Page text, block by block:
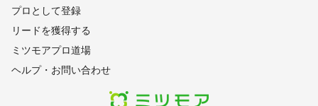
プロとして登録
リードを獲得する
ミツモアプロ道場
ヘルプ・お問い合わせ